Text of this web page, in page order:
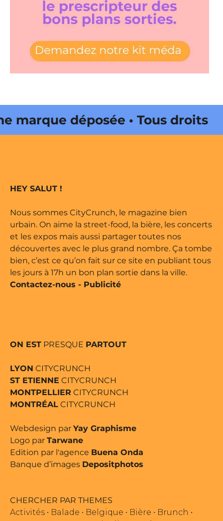
déposée • Tous droits
par Buena Onda Web •
HEY SALUT !
Nous sommes CityCrunch, le magazine bien
urbain. On aime la street-food, la bière, les concerts
et les expos mais aussi partager toutes nos
découvertes avec le plus grand nombre. Ça tombe
bien, c’est ce qu’on fait sur ce site en publiant tous
les jours à 17h un bon plan sortie dans la ville.
Contactez-nous - Publicité
ON EST PRESQUE PARTOUT
LYON CITYCRUNCH
ST ETIENNE CITYCRUNCH
MONTPELLIER CITYCRUNCH
MONTRÉAL CITYCRUNCH
Webdesign par Yay Graphisme
Logo par Tarwane
Edition par l'agence Buena Onda
Banque d’images Depositphotos
CHERCHER PAR THEMES
Activités • Balade • Belgique • Bière • Brunch •